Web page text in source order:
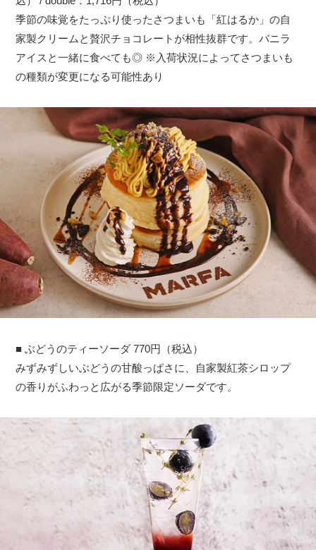
季節の味覚をたっぷり使ったさつまいも「紅はるか」の自
家製クリームと贅沢チョコレートが相性抜群です。バニラ
アイスと一緒に食べても◎ ※入荷状況によってさつまいも
の種類が変更になる可能性あり
■ ぶどうのティーソーダ 770円（税込）
みずみずしいぶどうの甘酸っぱさに、自家製紅茶シロップ
の香りがふわっと広がる季節限定ソーダです。